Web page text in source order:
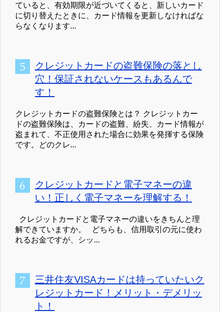
ていると、有効期限が近づいてくると、新しいカード
に切り替えたときに、カード情報を更新しなければな
らなくなります...
クレジットカードの盗難保険の落とし
穴！保証されないケースもあるんで
す！
クレジットカードの盗難保険とは？ クレジットカー
ドの盗難保険は、カードの盗難、紛失、カード情報が
盗まれて、不正使用された場合に効果を発揮する保険
です。どのクレ...
クレジットカードと電子マネーの違
い！正しく電子マネーを理解する！
クレジットカードと電子マネーの違いをきちんと理
解できていますか。 どちらも、信用取引の元に使わ
れるお金ですが、シッ...
三井住友VISAカードは持っていたいク
レジットカード！メリット・デメリッ
ト！